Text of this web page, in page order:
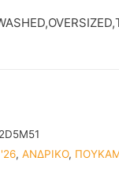
,ΑΝΔΡΙΚΟ,